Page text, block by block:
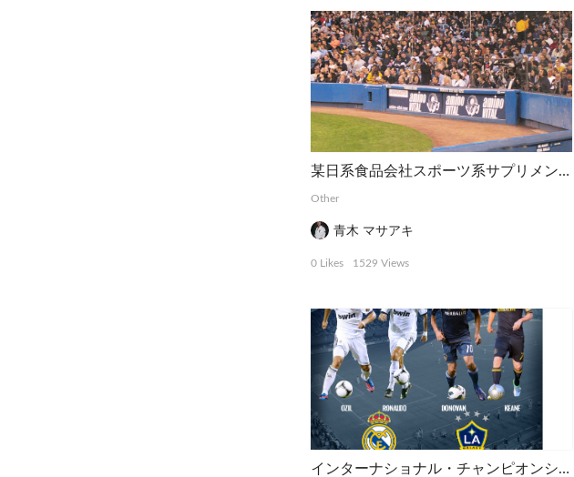
某日系食品会社スポーツ系サプリメント球場用広告
Other
青木 マサアキ
0 Likes 1529 Views
インターナショナル・チャンピオンシップ・カップのポスター